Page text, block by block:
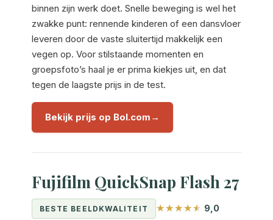
binnen zijn werk doet. Snelle beweging is wel het
zwakke punt: rennende kinderen of een dansvloer
leveren door de vaste sluitertijd makkelijk een
vegen op. Voor stilstaande momenten en
groepsfoto’s haal je er prima kiekjes uit, en dat
tegen de laagste prijs in de test.
Bekijk prijs op Bol.com
Fujifilm QuickSnap Flash 27
BESTE BEELDKWALITEIT 9,0